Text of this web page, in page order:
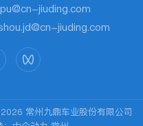
jiuding.com
jiuding.com
常州九鼎车业股份有限公司